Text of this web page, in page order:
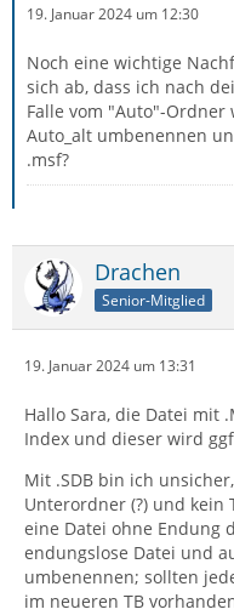
19. Januar 2024 um 12:30
Noch eine wichtige
sich ab, dass ich nach
Falle vom "Auto"-
Auto_alt umbenennen
.msf?
Drachen
Senior-Mitglied
19. Januar 2024 um 13:31
Hallo Sara, die Datei mit
Index und dieser wird
Mit .SDB bin ich
Unterordner (?) und kein
eine Datei ohne Endung
endungslose Datei und
umbenennen; sollten
im neueren TB